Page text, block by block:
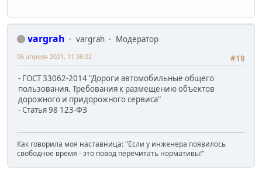
vargrah vargrah
Модератор
#19
06 апреля 2021, 11:36:02
- ГОСТ 33062-2014 "Дороги автомобильные общего
пользования. Требования к размещению объектов
дорожного и придорожного сервиса"
- Статья 98 123-ФЗ
Как говорила моя наставница: "Если у инженера появилось
свободное время - это повод перечитать нормативы!"